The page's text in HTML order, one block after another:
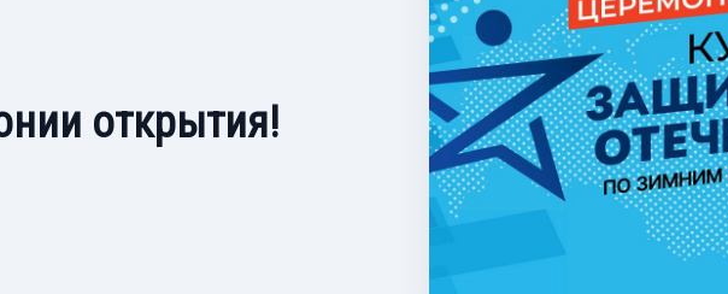
открытия!